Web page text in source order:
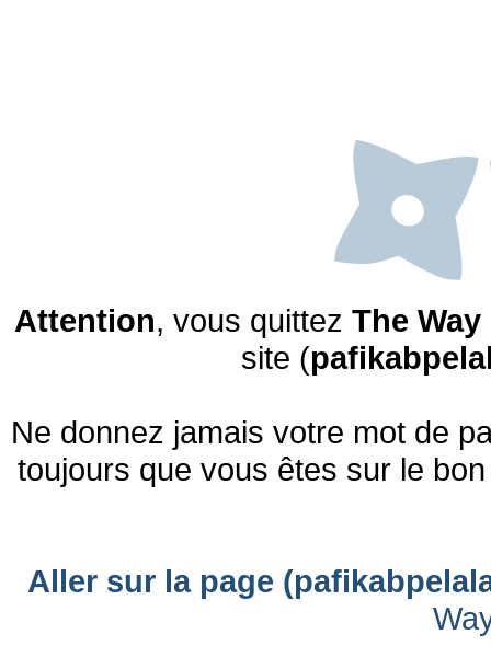
Attention, vous quittez The
site (
Ne donnez jamais votre mot de
toujours que vous êtes sur le
Aller sur la page